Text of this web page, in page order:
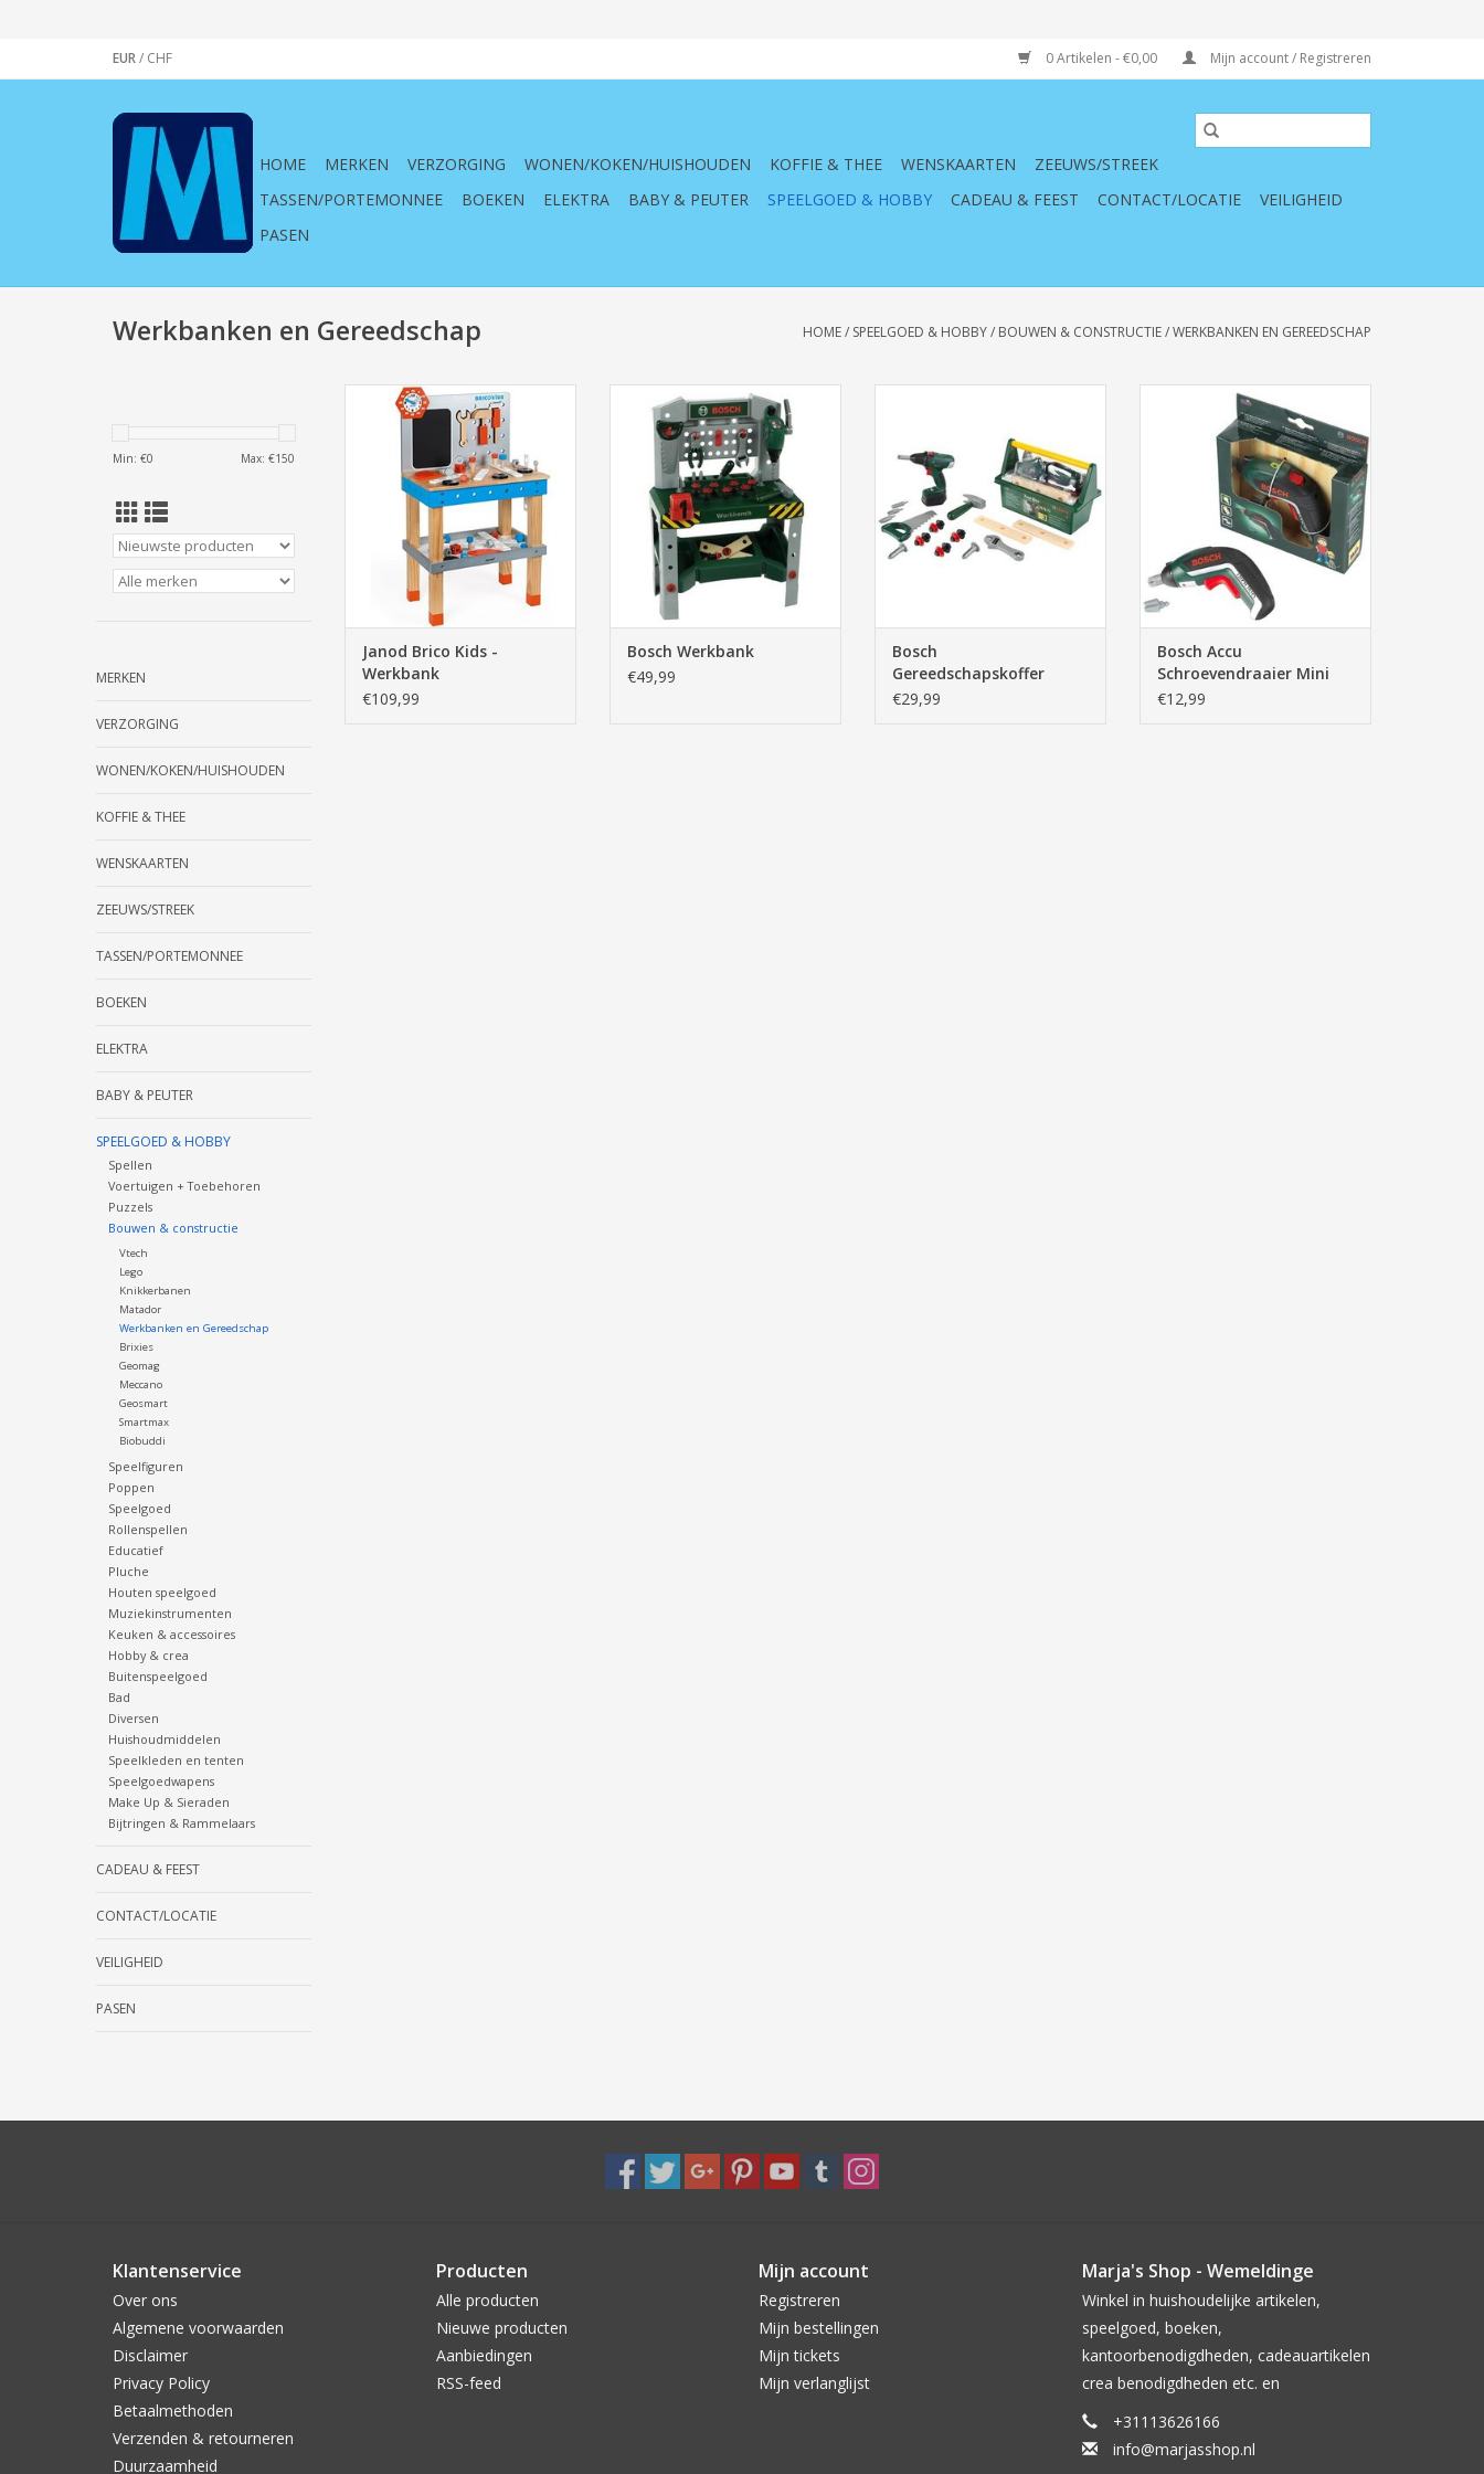
EUR/ CHF 0 Artikelen - €0,00 Mijn account / Registreren
HOME MERKEN VERZORGING WONEN/KOKEN/HUISHOUDEN KOFFIE & THEE WENSKAARTEN
ZEEUWS/STREEK
TASSEN/PORTEMONNEE
BOEKEN ELEKTRA BABY & PEUTER SPEELGOED & HOBBY CADEAU & FEEST CONTACT/LOCATIE
VEILIGHEID
PASEN
Werkbanken en Gereedschap HOME/ SPEELGOED & HOBBY/ BOUWEN & CONSTRUCTIE/WERKBANKEN EN GEREEDSCHAP
Min: €0 Max: €150
MERKEN
VERZORGING
WONEN/KOKEN/HUISHOUDEN
KOFFIE & THEE
WENSKAARTEN
ZEEUWS/STREEK
TASSEN/PORTEMONNEE
BOEKEN
ELEKTRA
BABY & PEUTER
SPEELGOED & HOBBY
Spellen
Voertuigen + Toebehoren
Puzzels
Bouwen & constructie
Vtech
Lego
Knikkerbanen
Matador
Werkbanken en Gereedschap
Brixies
Geomag
Meccano
Geosmart
Smartmax
Biobuddi
Speelfiguren
Poppen
Speelgoed
Rollenspellen
Educatief
Pluche
Houten speelgoed
Muziekinstrumenten
Keuken & accessoires
Hobby & crea
Buitenspeelgoed
Bad
Diversen
Huishoudmiddelen
Speelkleden en tenten
Speelgoedwapens
Make Up & Sieraden
Bijtringen & Rammelaars
CADEAU & FEEST
CONTACT/LOCATIE
VEILIGHEID
PASEN
janod, werkbank, hout
speelgoed, werken, magnetisch,
gereedschap, speelgoed, grijs,
blauw, oranje, peuter, kleuter
TOEVOEGEN AAN WINKELWAGEN
Janod Brico Kids -
Werkbank
€109,99
Bosch werkbank
TOEVOEGEN AAN WINKELWAGEN
Bosch Werkbank
€49,99
Bosch
Gereedschapskoffer
€29,99
Bosch Accu Schroevendraaier
Mini Ixolino II
TOEVOEGEN AAN WINKELWAGEN
Bosch Accu
Schroevendraaier Mini
Ixolino II
€12,99
Klantenservice
Over ons
Algemene voorwaarden
Disclaimer
Privacy Policy
Betaalmethoden
Verzenden & retourneren
Duurzaamheid
Producten
Alle producten
Nieuwe producten
Aanbiedingen
RSS-feed
Mijn account
Registreren
Mijn bestellingen
Mijn tickets
Mijn verlanglijst
Marja's Shop - Wemeldinge
Winkel in huishoudelijke artikelen,
speelgoed, boeken,
kantoorbenodigdheden, cadeauartikelen
crea benodigdheden etc. en
+31113626166
info@marjasshop.nl